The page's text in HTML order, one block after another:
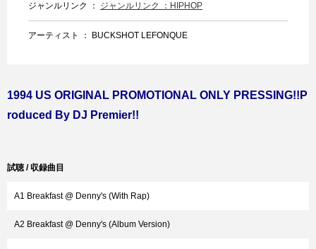
ジャンルリンク ： ジャンルリンク ：HIPHOP
アーティスト ： BUCKSHOT LEFONQUE
1994 US ORIGINAL PROMOTIONAL ONLY PRESSING!!P
roduced By DJ Premier!!
試聴 / 収録曲目
A1 Breakfast @ Denny's (With Rap)
A2 Breakfast @ Denny's (Album Version)